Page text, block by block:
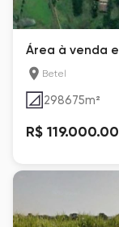
Área à venda
Betel
298675m²
R$